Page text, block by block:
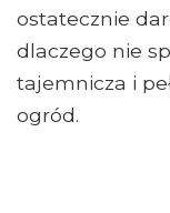
ostatecznie
dlaczego nie
tajemnicza i
ogród.